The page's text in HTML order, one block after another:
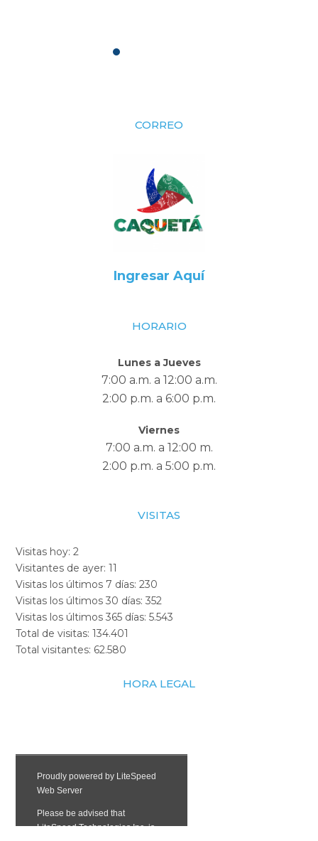
CORREO
Ingresar Aquí
HORARIO
Lunes a Jueves
7:00 a.m. a 12:00 a.m.
2:00 p.m. a 6:00 p.m.
Viernes
7:00 a.m. a 12:00 m.
2:00 p.m. a 5:00 p.m.
VISITAS
Visitas hoy:2
Visitantes de ayer:11
Visitas los últimos 7 días:230
Visitas los últimos 30 días:352
Visitas los últimos 365 días:5.543
Total de visitas:134.401
Total visitantes: 62.580
HORA LEGAL